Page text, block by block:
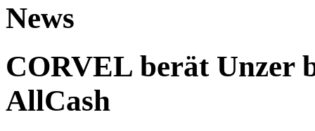
News
CORVEL berät Unzer
AllCash